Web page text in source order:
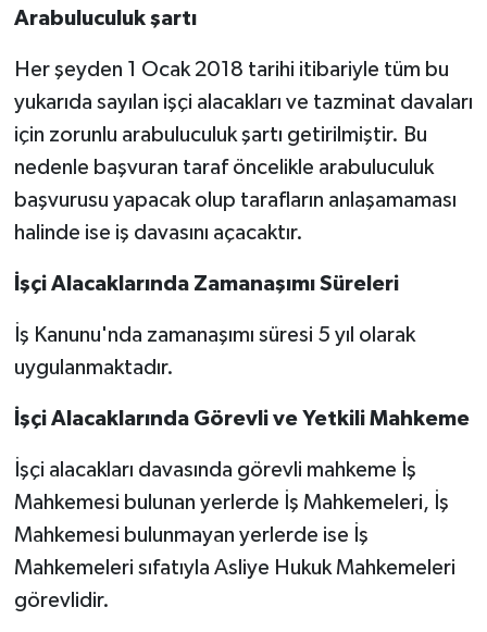
Arabuluculuk şartı
Her şeyden 1 Ocak 2018 tarihi itibariyle tüm bu
yukarıda sayılan işçi alacakları ve tazminat davaları
için zorunlu arabuluculuk şartı getirilmiştir. Bu
nedenle başvuran taraf öncelikle arabuluculuk
başvurusu yapacak olup tarafların anlaşamaması
halinde ise iş davasını açacaktır.
İşçi Alacaklarında Zamanaşımı Süreleri
İş Kanunu'nda zamanaşımı süresi 5 yıl olarak
uygulanmaktadır.
İşçi Alacaklarında Görevli ve Yetkili Mahkeme
İşçi alacakları davasında görevli mahkeme İş
Mahkemesi bulunan yerlerde İş Mahkemeleri, İş
Mahkemesi bulunmayan yerlerde ise İş
Mahkemeleri sıfatıyla Asliye Hukuk Mahkemeleri
görevlidir.